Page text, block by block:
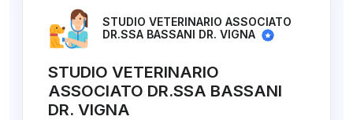
STUDIO VETERINARIO ASSOCIATO
DR.SSA BASSANI DR. VIGNA
STUDIO VETERINARIO
ASSOCIATO DR.SSA BASSANI
DR. VIGNA